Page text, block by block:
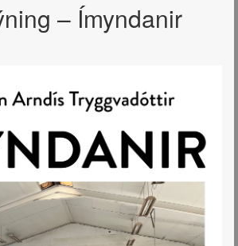
– Ímyndanir